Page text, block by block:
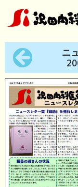
content
ニ